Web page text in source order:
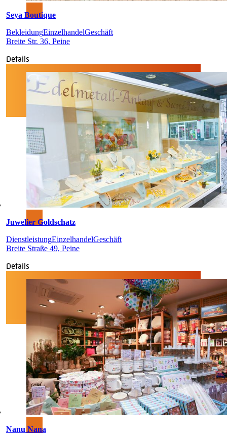
Seya Boutique
BekleidungEinzelhandelGeschäft
Breite Str. 36, Peine
Details
Juwelier Goldschatz
DienstleistungEinzelhandelGeschäft
Breite Straße 49, Peine
Details
Nanu Nana